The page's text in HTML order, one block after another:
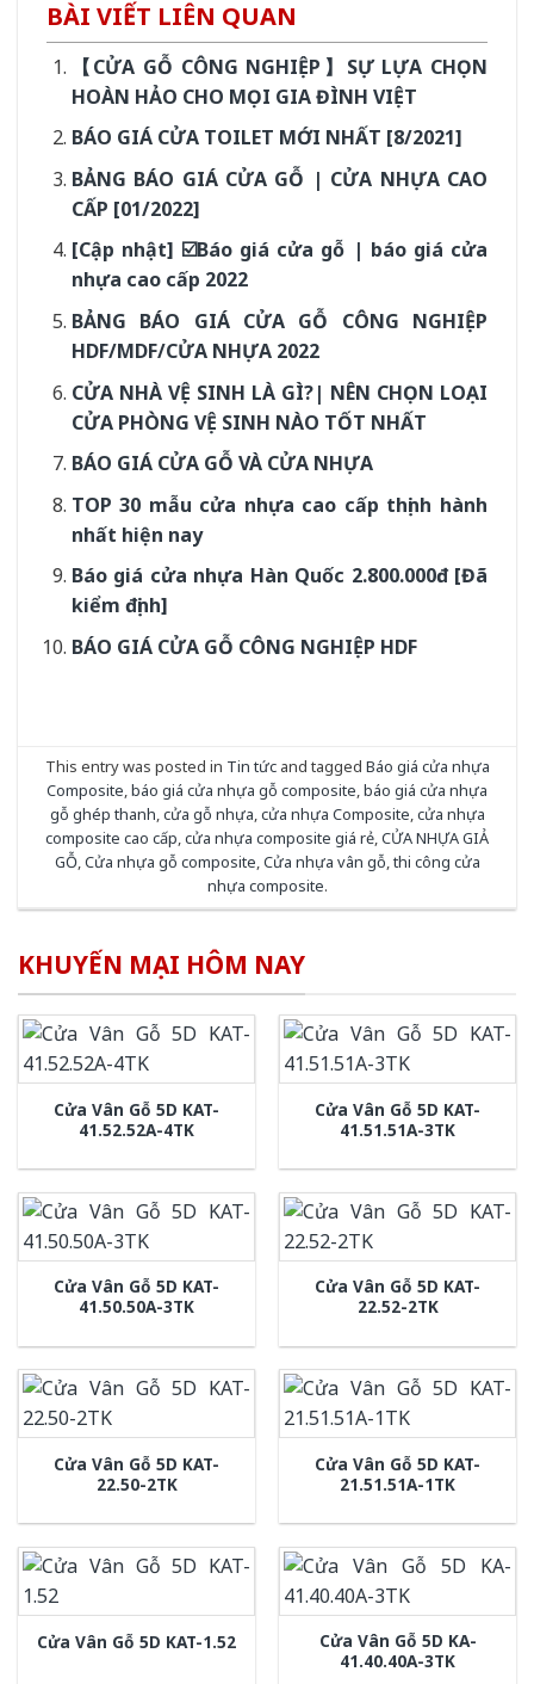
BÀI VIẾT LIÊN QUAN
【CỬA GỖ CÔNG NGHIỆP】SỰ LỰA CHỌN
HOÀN HẢO CHO MỌI GIA ĐÌNH VIỆT
BÁO GIÁ CỬA TOILET MỚI NHẤT [8/2021]
BẢNG BÁO GIÁ CỬA GỖ | CỬA NHỰA CAO
CẤP [01/2022]
[Cập nhật] ☑️Báo giá cửa gỗ | báo giá cửa
nhựa cao cấp 2022
BẢNG BÁO GIÁ CỬA GỖ CÔNG NGHIỆP
HDF/MDF/CỬA NHỰA 2022
CỬA NHÀ VỆ SINH LÀ GÌ?| NÊN CHỌN LOẠI
CỬA PHÒNG VỆ SINH NÀO TỐT NHẤT
BÁO GIÁ CỬA GỖ VÀ CỬA NHỰA
TOP 30 mẫu cửa nhựa cao cấp thịnh hành
nhất hiện nay
Báo giá cửa nhựa Hàn Quốc 2.800.000đ [Đã
kiểm định]
BÁO GIÁ CỬA GỖ CÔNG NGHIỆP HDF
This entry was posted in Tin tứcand tagged Báo giá cửa nhựa
Composite,báo giá cửa nhựa gỗ composite,báo giá cửa nhựa
gỗ ghép thanh,cửa gỗ nhựa,cửa nhựa Composite,cửa nhựa
composite cao cấp,cửa nhựa composite giá rẻ,CỬA NHỰA GIẢ
GỖ,Cửa nhựa gỗ composite,Cửa nhựa vân gỗ,thi công cửa
nhựa composite.
KHUYẾN MẠI HÔM NAY
Cửa Vân Gỗ 5D KAT-
41.52.52A-4TK
Cửa Vân Gỗ 5D KAT-
41.51.51A-3TK
Cửa Vân Gỗ 5D KAT-
41.50.50A-3TK
Cửa Vân Gỗ 5D KAT-
22.52-2TK
Cửa Vân Gỗ 5D KAT-
22.50-2TK
Cửa Vân Gỗ 5D KAT-
21.51.51A-1TK
Cửa Vân Gỗ 5D KAT-1.52
Cửa Vân Gỗ 5D KA-
41.40.40A-3TK